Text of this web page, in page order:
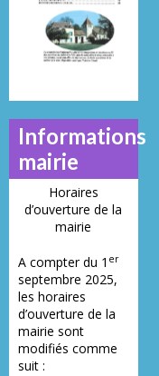
28
Informations
mairie
Horaires
d’ouverture de la
mairie
A compter du 1 er
septembre 2025,
les horaires
d’ouverture de la
mairie sont
modifiés comme
suit :